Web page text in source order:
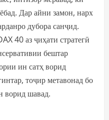
Дар айни замон, нарх
дубора санҷид.
40 аз ҷиҳати стратегӣ
бештар
ин сатҳ ворид
тоҷир метавонад бо
ворид шавад.